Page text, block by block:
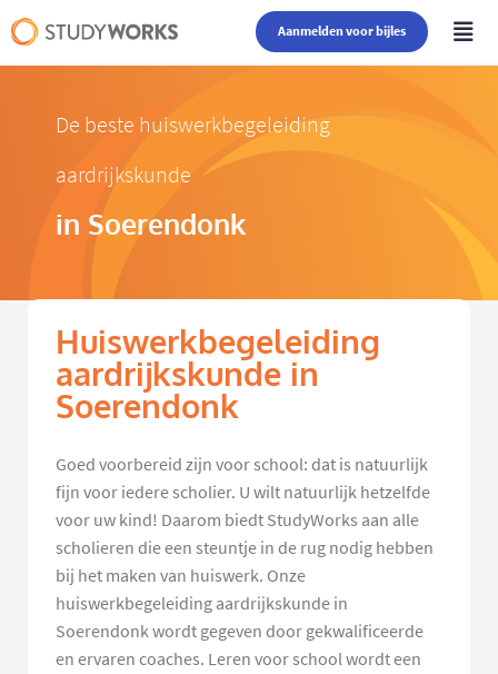
Aanmelden voor bijles
De beste huiswerkbegeleiding
aardrijkskunde
in Soerendonk
Huiswerkbegeleiding
aardrijkskunde in
Soerendonk
Goed voorbereid zijn voor school: dat is natuurlijk
fijn voor iedere scholier. U wilt natuurlijk hetzelfde
voor uw kind! Daarom biedt StudyWorks aan alle
scholieren die een steuntje in de rug nodig hebben
bij het maken van huiswerk. Onze
huiswerkbegeleiding aardrijkskunde in
Soerendonk wordt gegeven door gekwalificeerde
en ervaren coaches. Leren voor school wordt een